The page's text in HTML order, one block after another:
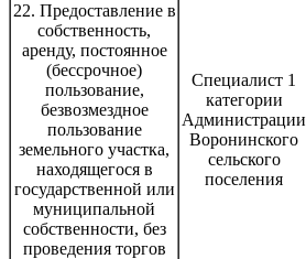
22. Предоставление в
собственность,
аренду, постоянное
(бессрочное)
пользование,
безвозмездное
пользование
земельного участка,
находящегося в
государственной или
муниципальной
собственности, без
проведения торгов
Специалист 1
категории
Администрации
Воронинского
сельского
поселения